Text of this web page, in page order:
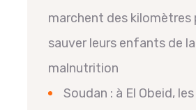
marchent des kilomètres
sauver leurs enfants de la
malnutrition
Soudan : à El Obeid, les